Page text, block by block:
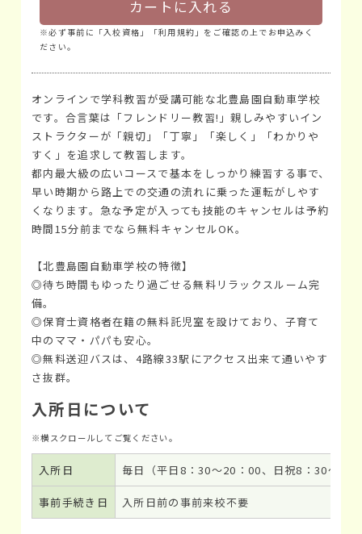
カートに入れる
※必ず事前に「入校資格」「利用規約」をご確認の上でお申込みく
ださい。
オンラインで学科教習が受講可能な北豊島園自動車学校
です。合言葉は「フレンドリー教習!」親しみやすいイン
ストラクターが「親切」「丁寧」「楽しく」「わかりや
すく」を追求して教習します。
都内最大級の広いコースで基本をしっかり練習する事で、
早い時期から路上での交通の流れに乗った運転がしやす
くなります。急な予定が入っても技能のキャンセルは予約
時間15分前までなら無料キャンセルOK。
【北豊島園自動車学校の特徴】
◎待ち時間もゆったり過ごせる無料リラックスルーム完
備。
◎保育士資格者在籍の無料託児室を設けており、子育て
中のママ・パパも安心。
◎無料送迎バスは、4路線33駅にアクセス出来て通いやす
さ抜群。
入所日について
入所日 毎日（平日8：30～20：00、日祝8：30～
事前手続き日 入所日前の事前来校不要